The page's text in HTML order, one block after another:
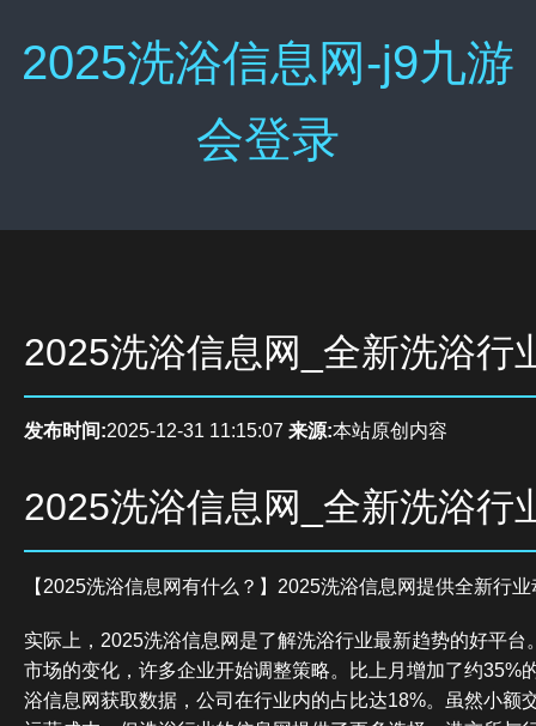
2025洗浴信息网-j9九游
会登录
2025洗浴信息网_全新洗浴行
发布时间:2025-12-31 11:15:07 来源:本站原创内容
2025洗浴信息网_全新洗浴行
【2025洗浴信息网有什么？】2025洗浴信息网提供全新行
实际上，2025洗浴信息网是了解洗浴行业最新趋势的好平台
市场的变化，许多企业开始调整策略。比上月增加了约35%
浴信息网获取数据，公司在行业内的占比达18%。虽然小额